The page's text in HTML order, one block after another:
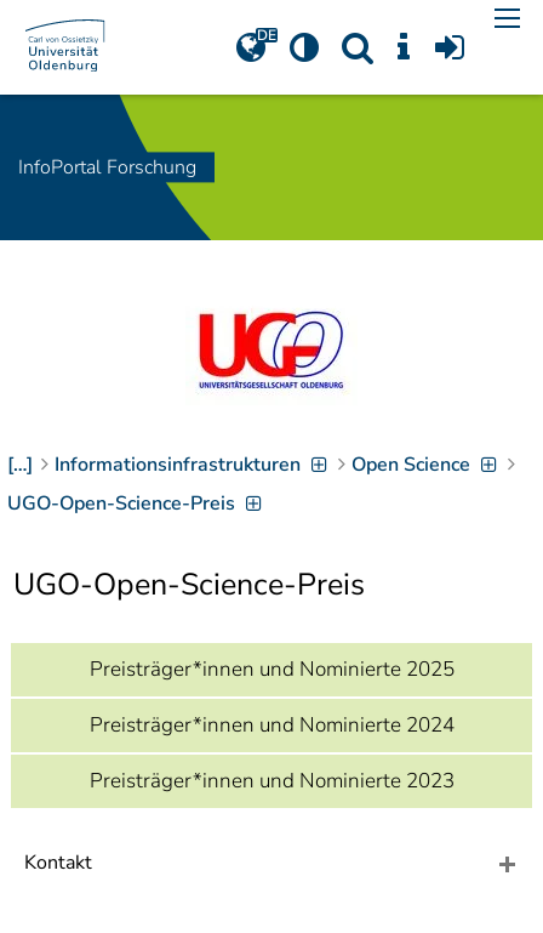
Navigation[Access-Key 1
Choose other language
Zum Inhalt springen
[Access-Key 2
Zur Suche springen
[Access-Key 4]
Zur
Zielgruppennavigation
Zur
Brotkrumennavigation
Informationen zur
InfoPortal Forschung
[…] Informationsinfrastrukturen
Open Science
UGO-Open-Science-Preis
UGO-Open-Science-Preis
Preisträger*innen und Nominierte 2025
Preisträger*innen und Nominierte 2024
Preisträger*innen und Nominierte 2023
Kontakt